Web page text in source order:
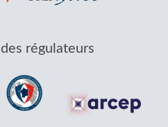
régulateurs